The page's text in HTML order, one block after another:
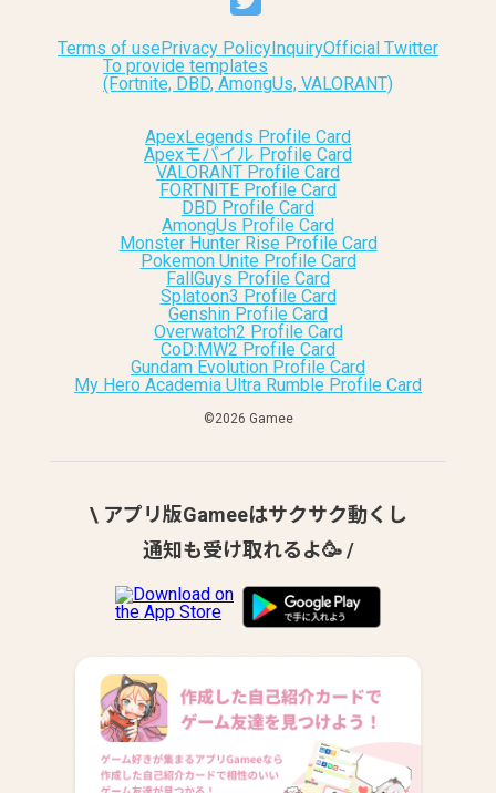
Terms of usePrivacy Policy InquiryOfficial Twitter
To provide templates
(Fortnite, DBD, AmongUs, VALORANT)
ApexLegends Profile Card
Apexモバイル Profile Card
VALORANT Profile Card
FORTNITE Profile Card
DBD Profile Card
AmongUs Profile Card
Monster Hunter Rise Profile Card
Pokemon Unite Profile Card
FallGuys Profile Card
Splatoon3 Profile Card
Genshin Profile Card
Overwatch2 Profile Card
CoD:MW2 Profile Card
Gundam Evolution Profile Card
My Hero Academia Ultra Rumble Profile Card
©︎2026 Gamee
\ アプリ版Gameeはサクサク動くし
通知も受け取れるよ🥳 /